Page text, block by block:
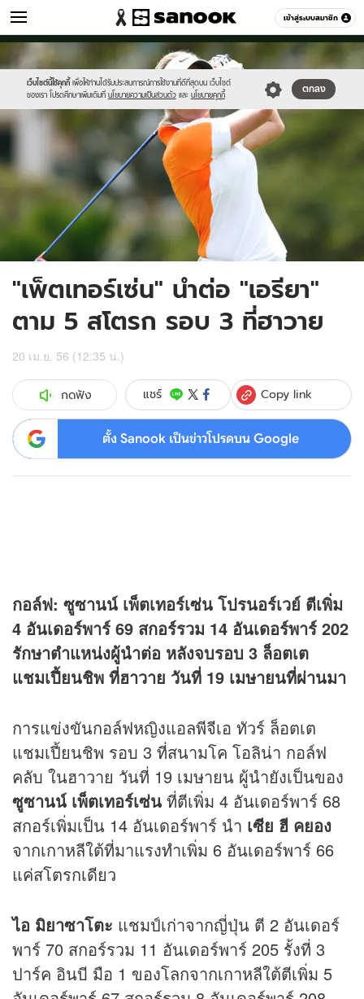
เข้าสู่ระบบสมาชิก
กีฬา หมวดอื่นๆ
เว็บไซต์นี้ใช้คุกกี้ เพื่อให้ท่านได้รับประสบการณ์การใช้งานที่ดีที่สุดบน เว็บไซต์
ของเรา โปรดศึกษาเพิ่มเติมที่ นโยบายความเป็นส่วนตัว และ นโยบายคุกกี้
ตกลง
Sanook
//s.isanook.com/sr/0/images/logo-
new-
sanook.png
600
60
//s.isanook.com/sp/0/ud/10/52586/su.jpg
"เพ็ตเทอร์เซ่น" นำต่อ "เอรียา"
ตาม 5 สโตรก รอบ 3 ที่ฮาวาย
20 เม.ย. 56 (12:35 น.)
กดฟัง แชร์ Copy link
ตั้ง Sanook เป็นข่าวโปรดบน Google
กอล์ฟ: ซูซานน์ เพ็ตเทอร์เซ่น โปรนอร์เวย์ ตีเพิ่ม
4 อันเดอร์พาร์ 69 สกอร์รวม 14 อันเดอร์พาร์ 202
รักษาตำแหน่งผู้นำต่อ หลังจบรอบ 3 ล็อตเต
แชมเปี้ยนชิพ ที่ฮาวาย วันที่ 19 เมษายนที่ผ่านมา
การแข่งขันกอล์ฟหญิงแอลพีจีเอ ทัวร์ ล็อตเต
แชมเปี้ยนชิพ รอบ 3 ที่สนามโค โอลิน่า กอล์ฟ
คลับ ในฮาวาย วันที่ 19 เมษายน ผู้นำยังเป็นของ
ซูซานน์ เพ็ตเทอร์เซ่น ที่ตีเพิ่ม 4 อันเดอร์พาร์ 68
สกอร์เพิ่มเป็น 14 อันเดอร์พาร์ นำ เซีย ฮี คยอง
จากเกาหลีใต้ที่มาแรงทำเพิ่ม 6 อันเดอร์พาร์ 66
แค่สโตรกเดียว
ไอ มิยาซาโตะ แชมป์เก่าจากญี่ปุ่น ตี 2 อันเดอร์
พาร์ 70 สกอร์รวม 11 อันเดอร์พาร์ 205 รั้งที่ 3
ปาร์ค อินบี มือ 1 ของโลกจากเกาหลีใต้ตีเพิ่ม 5